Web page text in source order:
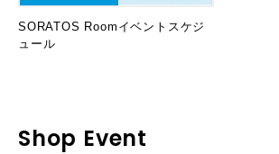
SORATOS Roomイベントスケジ
ュール
Shop Event